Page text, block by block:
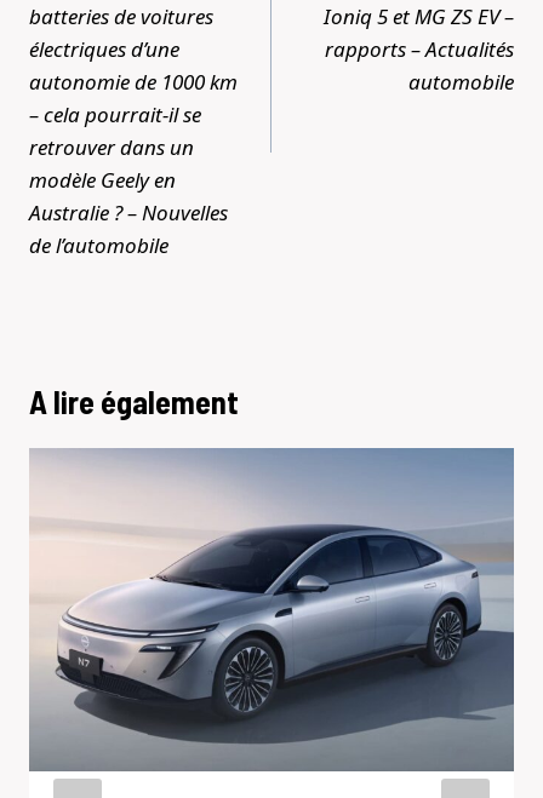
batteries de voitures
électriques d’une
autonomie de 1000 km
– cela pourrait-il se
retrouver dans un
modèle Geely en
Australie ? – Nouvelles
de l’automobile
Ioniq 5 et MG ZS EV –
rapports – Actualités
automobile
A lire également